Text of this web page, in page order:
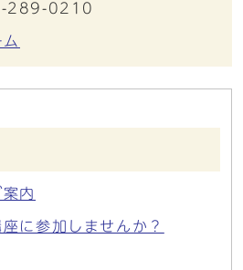
289-0210
内
に参加しませんか？